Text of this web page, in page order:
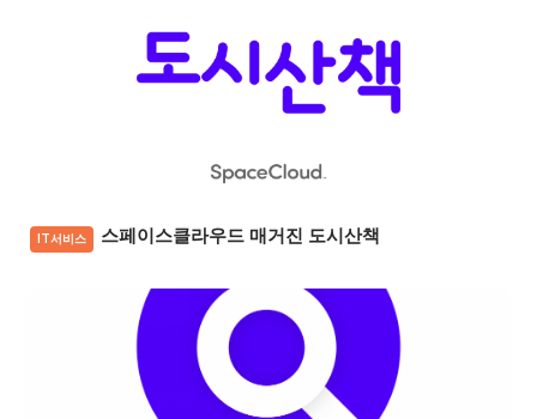
IT서비스 스페이스클라우드 매거진 도시산책